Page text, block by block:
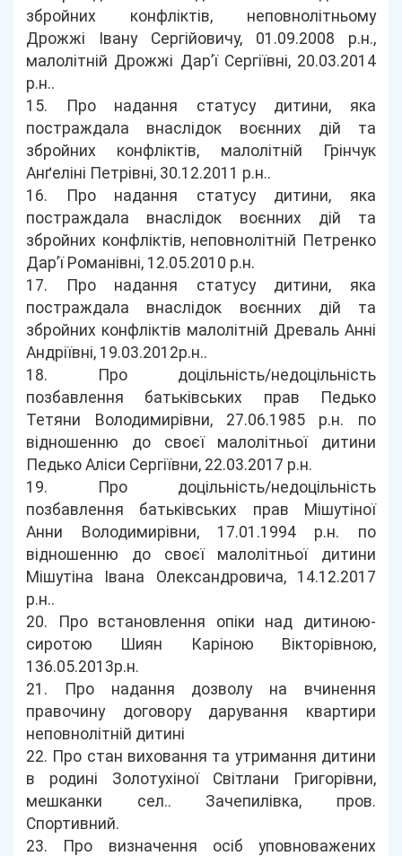
збройних конфліктів, неповнолітньому
Дрожжі Івану Сергійовичу, 01.09.2008 р.н.,
малолітній Дрожжі Дар’ї Сергіївні, 20.03.2014
р.н..
15. Про надання статусу дитини, яка
постраждала внаслідок воєнних дій та
збройних конфліктів, малолітній Грінчук
Анґеліні Петрівні, 30.12.2011 р.н..
16. Про надання статусу дитини, яка
постраждала внаслідок воєнних дій та
збройних конфліктів, неповнолітній Петренко
Дар’ї Романівні, 12.05.2010 р.н.
17. Про надання статусу дитини, яка
постраждала внаслідок воєнних дій та
збройних конфліктів малолітній Древаль Анні
Андріївні, 19.03.2012р.н..
18. Про доцільність/недоцільність
позбавлення батьківських прав Педько
Тетяни Володимирівни, 27.06.1985 р.н. по
відношенню до своєї малолітньої дитини
Педько Аліси Сергіївни, 22.03.2017 р.н.
19. Про доцільність/недоцільність
позбавлення батьківських прав Мішутіної
Анни Володимирівни, 17.01.1994 р.н. по
відношенню до своєї малолітньої дитини
Мішутіна Івана Олександровича, 14.12.2017
р.н..
20. Про встановлення опіки над дитиною-
сиротою Шиян Каріною Вікторівною,
136.05.2013р.н.
21. Про надання дозволу на вчинення
правочину договору дарування квартири
неповнолітній дитині
22. Про стан виховання та утримання дитини
в родині Золотухіної Світлани Григорівни,
мешканки сел.. Зачепилівка, пров.
Спортивний.
23. Про визначення осіб уповноважених